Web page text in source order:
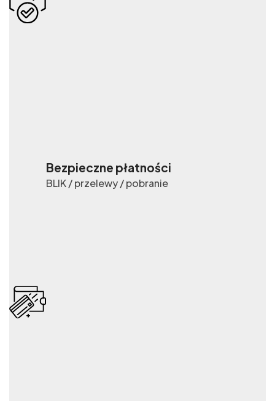
Bezpieczne płatności
BLIK / przelewy / pobranie